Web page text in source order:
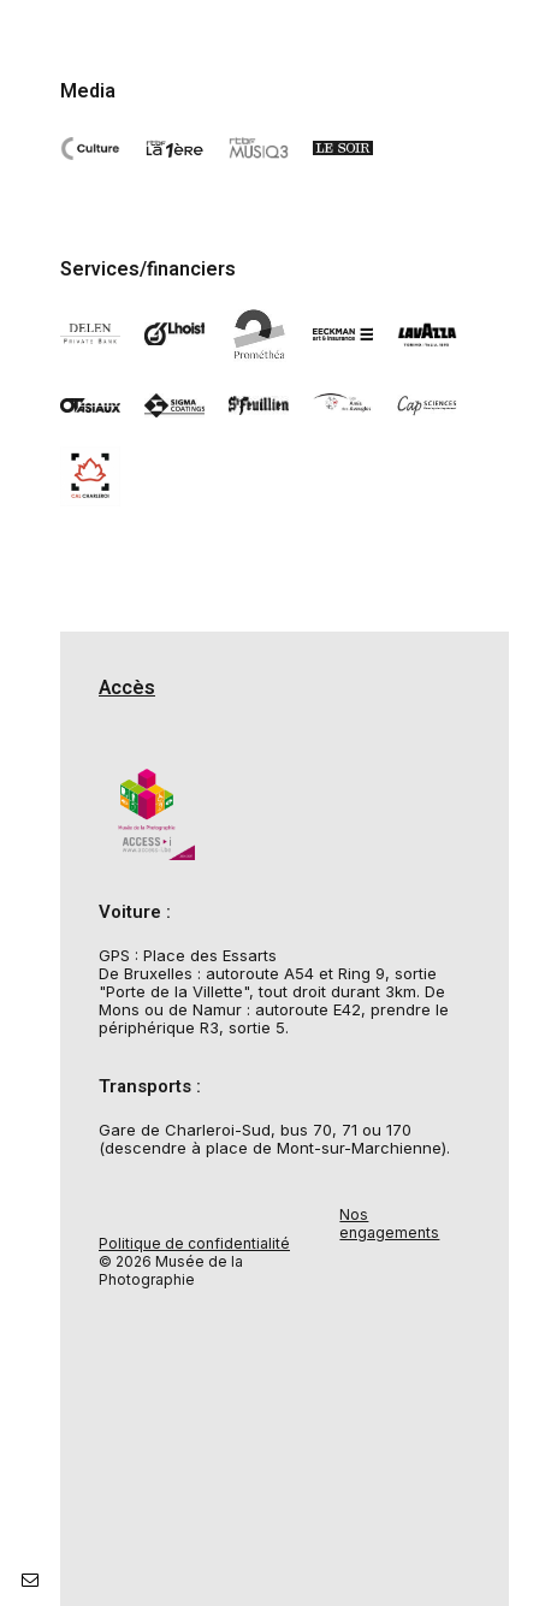
Media
Services/financiers
Accès
Voiture :
GPS : Place des Essarts
De Bruxelles : autoroute A54 et Ring 9, sortie
"Porte de la Villette", tout droit durant 3km. De
Mons ou de Namur : autoroute E42, prendre le
périphérique R3, sortie 5.
Transports :
Gare de Charleroi-Sud, bus 70, 71 ou 170
(descendre à place de Mont-sur-Marchienne).
Politique de confidentialité
© 2026 Musée de la
Photographie
Nos
engagements